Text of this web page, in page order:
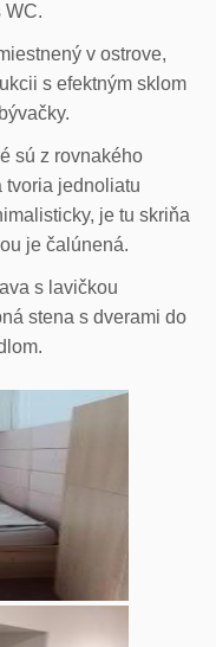
WC.
v ostrove,
s efektným sklom
sú z rovnakého
tvoria jednoliatu
je tu skriňa
je čalúnená.
s lavičkou
stena s dverami do